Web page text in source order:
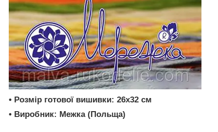
• Розмір готової вишивки: 26х32 см
• Виробник: Межка (Польща)